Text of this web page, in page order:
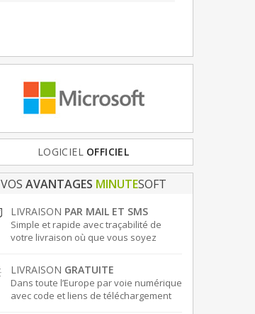
FRANCE & EUROPE
VOS AVANTAGES MINUTESOFT
LIVRAISON PAR MAIL ET SMS
Simple et rapide avec traçabilité de
votre livraison où que vous soyez
LIVRAISON GRATUITE
Dans toute l’Europe par voie numérique
avec code et liens de téléchargement